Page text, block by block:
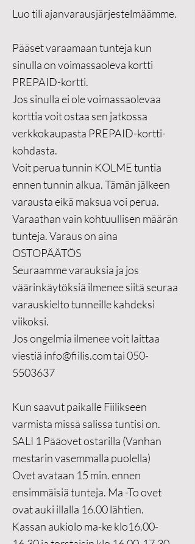
Luo tili ajanvarausjärjestelmäämme.
Pääset varaamaan tunteja kun
sinulla on voimassaoleva kortti
PREPAID-kortti.
Jos sinulla ei ole voimassaolevaa
korttia voit ostaa sen jatkossa
verkkokaupasta PREPAID-kortti-
kohdasta.
Voit perua tunnin KOLME tuntia
ennen tunnin alkua. Tämän jälkeen
varausta eikä maksua voi perua.
Varaathan vain kohtuullisen määrän
tunteja. Varaus on aina
OSTOPÄÄTÖS
Seuraamme varauksia ja jos
väärinkäytöksiä ilmenee siitä seuraa
varauskielto tunneille kahdeksi
viikoksi.
Jos ongelmia ilmenee voit laittaa
viestiä info@fiilis.comtai050-
5503637
Kun saavut paikalle Fiilikseen
varmista missä salissa tuntisi on.
SALI 1 Pääovet ostarilla (Vanhan
mestarin vasemmalla puolella)
Ovet avataan 15 min. ennen
ensimmäisiä tunteja. Ma -To ovet
ovat auki illalla 16.00 lähtien.
Kassan aukiolo ma-ke klo16.00-